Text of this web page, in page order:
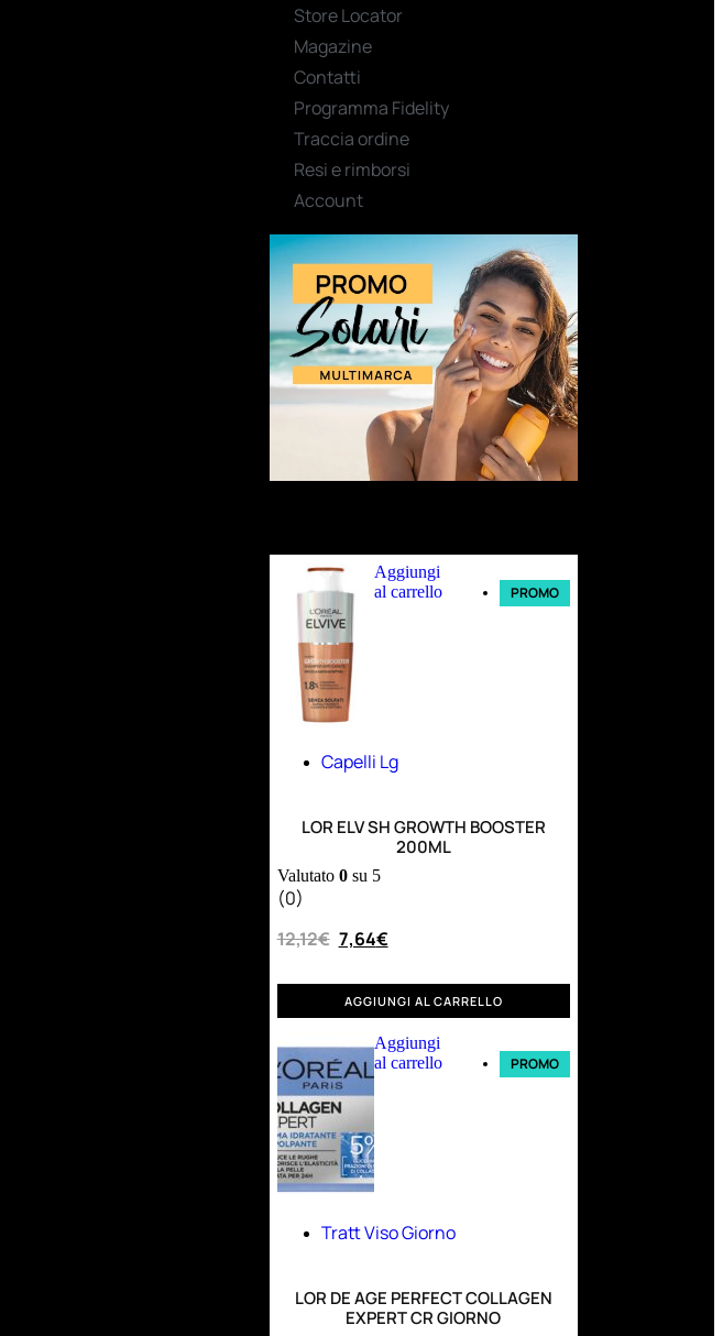
Store Locator
Magazine
Contatti
Programma Fidelity
Traccia ordine
Resi e rimborsi
Account
Aggiungi
al carrello
PROMO
Capelli Lg
LOR ELV SH GROWTH BOOSTER
200ML
Valutato 0su 5
(0)
12,12€ 7,64€
AGGIUNGI AL CARRELLO
Aggiungi
al carrello
PROMO
Tratt Viso Giorno
LOR DE AGE PERFECT COLLAGEN
EXPERT CR GIORNO